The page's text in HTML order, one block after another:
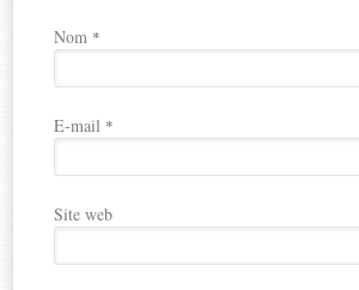
Nom *
E-mail *
Site web